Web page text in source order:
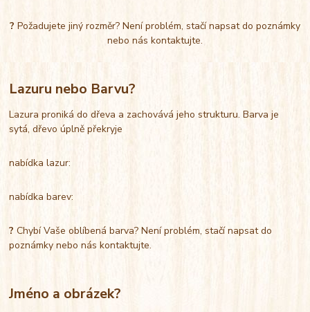
? Požadujete jiný rozměr? Není problém, stačí napsat do poznámky
nebo nás kontaktujte.
Lazuru nebo Barvu?
Lazura proniká do dřeva a zachovává jeho strukturu. Barva je
sytá, dřevo úplně překryje
nabídka lazur:
nabídka barev:
?Chybí Vaše oblíbená barva? Není problém, stačí napsat do
poznámky nebo nás kontaktujte.
Jméno a obrázek?